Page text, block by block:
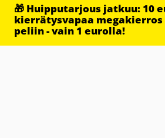
🎁 Huipputarjous jatkuu: 10
kierrätysvapaa megakierros
peliin - vain 1 eurolla!